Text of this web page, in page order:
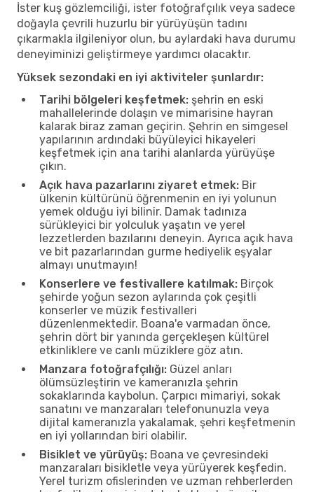
İster kuş gözlemciliği, ister fotoğrafçılık veya sadece
doğayla çevrili huzurlu bir yürüyüşün tadını
çıkarmakla ilgileniyor olun, bu aylardaki hava durumu
deneyiminizi geliştirmeye yardımcı olacaktır.
Yüksek sezondaki en iyi aktiviteler şunlardır:
Tarihi bölgeleri keşfetmek: şehrin en eski
mahallelerinde dolaşın ve mimarisine hayran
kalarak biraz zaman geçirin. Şehrin en simgesel
yapılarının ardındaki büyüleyici hikayeleri
keşfetmek için ana tarihi alanlarda yürüyüşe
çıkın.
Açık hava pazarlarını ziyaret etmek: Bir
ülkenin kültürünü öğrenmenin en iyi yolunun
yemek olduğu iyi bilinir. Damak tadınıza
sürükleyici bir yolculuk yaşatın ve yerel
lezzetlerden bazılarını deneyin. Ayrıca açık hava
ve bit pazarlarından gurme hediyelik eşyalar
almayı unutmayın!
Konserlere ve festivallere katılmak: Birçok
şehirde yoğun sezon aylarında çok çeşitli
konserler ve müzik festivalleri
düzenlenmektedir. Boana'e varmadan önce,
şehrin dört bir yanında gerçekleşen kültürel
etkinliklere ve canlı müziklere göz atın.
Manzara fotoğrafçılığı: Güzel anları
ölümsüzleştirin ve kameranızla şehrin
sokaklarında kaybolun. Çarpıcı mimariyi, sokak
sanatını ve manzaraları telefonunuzla veya
dijital kameranızla yakalamak, şehri keşfetmenin
en iyi yollarından biri olabilir.
Bisiklet ve yürüyüş: Boana ve çevresindeki
manzaraları bisikletle veya yürüyerek keşfedin.
Yerel turizm ofislerinden ve uzman rehberlerden